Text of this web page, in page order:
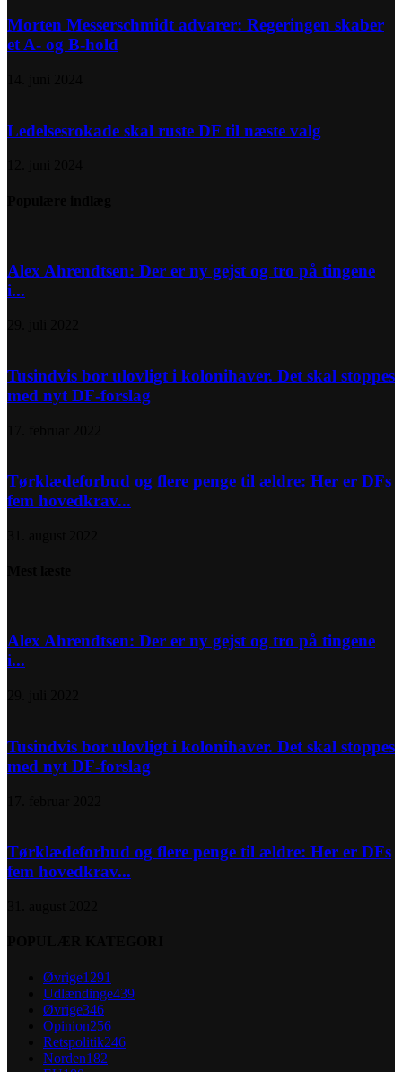
Morten Messerschmidt advarer: Regeringen skaber
et A- og B-hold
Ledelsesrokade skal ruste DF til næste valg
Alex Ahrendtsen: Der er ny gejst og tro på tingene
i...
Tusindvis bor ulovligt i kolonihaver. Det skal stoppes
med nyt DF-forslag
Tørklædeforbud og flere penge til ældre: Her er DFs
fem hovedkrav...
Alex Ahrendtsen: Der er ny gejst og tro på tingene
i...
Tusindvis bor ulovligt i kolonihaver. Det skal stoppes
med nyt DF-forslag
Tørklædeforbud og flere penge til ældre: Her er DFs
fem hovedkrav...
Øvrige1291
Udlændinge439
Øvrige346
Opinion256
Retspolitik246
Norden182